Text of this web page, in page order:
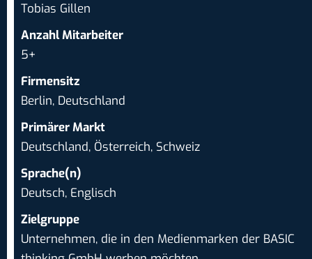
Tobias Gillen
Anzahl Mitarbeiter
5+
Firmensitz
Berlin, Deutschland
Primärer Markt
Deutschland, Österreich, Schweiz
Sprache(n)
Deutsch, Englisch
Zielgruppe
Unternehmen, die in den Medienmarken der BASIC